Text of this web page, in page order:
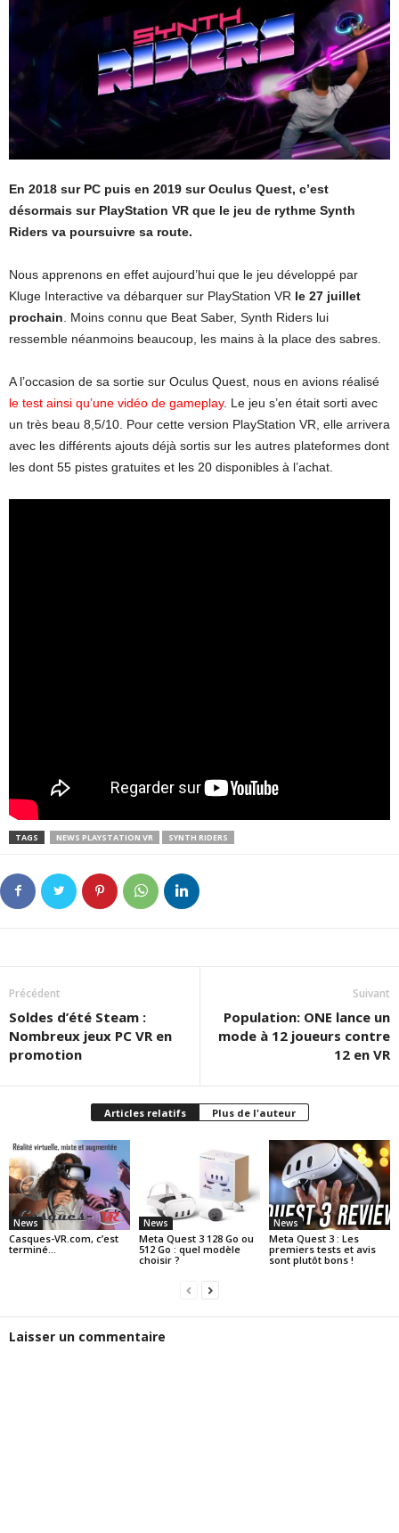
En 2018 sur PC puis en 2019 sur Oculus Quest, c’est
désormais sur PlayStation VR que le jeu de rythme Synth
Riders va poursuivre sa route.
Nous apprenons en effet aujourd’hui que le jeu développé par
Kluge Interactive va débarquer sur PlayStation VR le 27 juillet
prochain . Moins connu que Beat Saber, Synth Riders lui
ressemble néanmoins beaucoup, les mains à la place des sabres.
A l’occasion de sa sortie sur Oculus Quest, nous en avions réalisé
le test ainsi qu’une vidéo de gameplay. Le jeu s’en était sorti avec
un très beau 8,5/10. Pour cette version PlayStation VR, elle arrivera
avec les différents ajouts déjà sortis sur les autres plateformes dont
les dont 55 pistes gratuites et les 20 disponibles à l’achat.
TAGS NEWS PLAYSTATION VR SYNTH RIDERS
Précédent
Soldes d’été Steam :
Nombreux jeux PC VR en
promotion
Suivant
Population: ONE lance un
mode à 12 joueurs contre
12 en VR
Articles relatifs Plus de l'auteur
News
Casques-VR.com, c’est
terminé…
News
Meta Quest 3 128 Go ou
512 Go : quel modèle
choisir ?
News
Meta Quest 3 : Les
premiers tests et avis
sont plutôt bons !
Laisser un commentaire